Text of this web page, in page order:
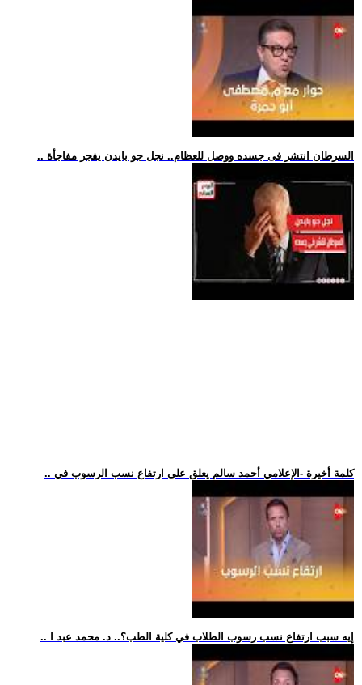
.. السرطان انتشر فى جسده ووصل للعظام.. نجل جو بايدن يفجر مفاجأة
.. كلمة أخيرة -الإعلامي أحمد سالم يعلق على ارتفاع نسب الرسوب في
.. إيه سبب ارتفاع نسب رسوب الطلاب في كلية الطب؟.. د. محمد عبد ا